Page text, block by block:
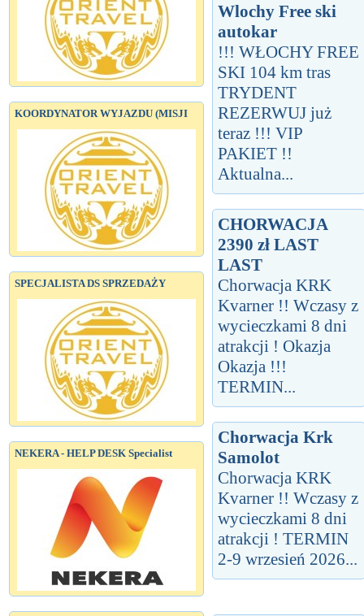
KOORDYNATOR WYJAZDU (MISJI
SPECJALISTA DS SPRZEDAŻY
NEKERA - HELP DESK Specialist
Wlochy Free ski
autokar
!!! WŁOCHY FREE
SKI 104 km tras
TRYDENT
REZERWUJ już
teraz !!! VIP
PAKIET !!
Aktualna...
CHORWACJA
2390 zł LAST
LAST
Chorwacja KRK
Kvarner !! Wczasy z
wycieczkami 8 dni
atrakcji ! Okazja
Okazja !!!
TERMIN...
Chorwacja Krk
Samolot
Chorwacja KRK
Kvarner !! Wczasy z
wycieczkami 8 dni
atrakcji ! TERMIN
2-9 wrzesień 2026...